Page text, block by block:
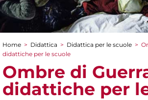
Tu sei qui
Home > Didattica > Didattica per le scuole >
didattiche per le scuole
Ombre di
didattiche per